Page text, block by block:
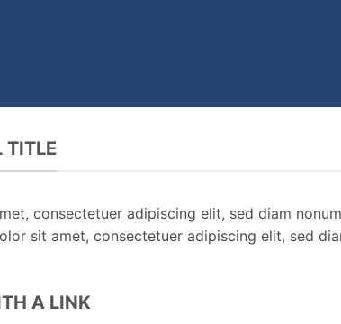
TITLE
consectetuer adipiscing elit, sed diam
sit amet, consectetuer adipiscing elit, sed
A LINK